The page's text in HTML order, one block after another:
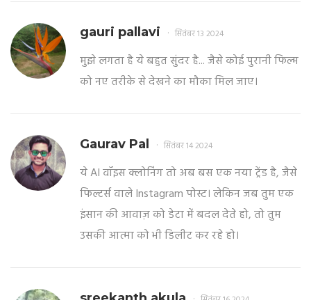
gauri pallavi सितंबर 13 2024
मुझे लगता है ये बहुत सुंदर है... जैसे कोई पुरानी फिल्म
को नए तरीके से देखने का मौका मिल जाए।
Gaurav Pal सितंबर 14 2024
ये AI वॉइस क्लोनिंग तो अब बस एक नया ट्रेंड है, जैसे
फिल्टर्स वाले Instagram पोस्ट। लेकिन जब तुम एक
इंसान की आवाज़ को डेटा में बदल देते हो, तो तुम
उसकी आत्मा को भी डिलीट कर रहे हो।